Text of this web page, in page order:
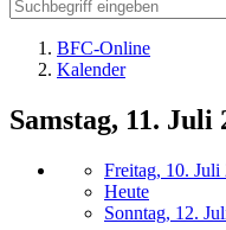
BFC-Online
Kalender
Samstag, 11. Juli
Freitag, 10. Juli
Heute
Sonntag, 12.